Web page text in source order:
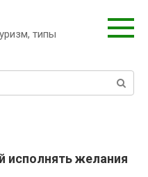
типы
исполнять желания